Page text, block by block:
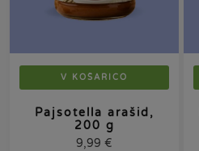
V KOŠARICO
Pajsotella arašid,
200 g
9,99 €